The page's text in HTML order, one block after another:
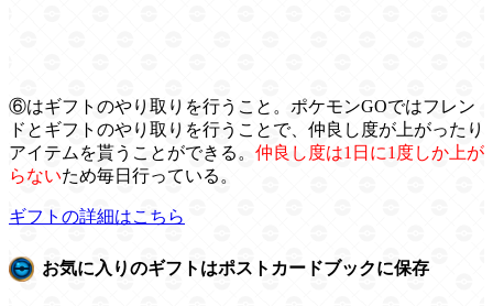
⑥はギフトのやり取りを行うこと。ポケモンGOではフレン
ドとギフトのやり取りを行うことで、仲良し度が上がったり
アイテムを貰うことができる。 仲良し度は1日に1度しか上が
らないため毎日行っている。
ギフトの詳細はこちら
お気に入りのギフトはポストカードブックに保存